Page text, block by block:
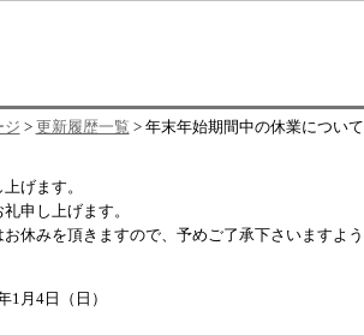
ジ > 更新履歴一覧 > 年末年始期間中の休業について
げます。
申し上げます。
休みを頂きますので、予めご了承下さいますよう
1月4日（日）